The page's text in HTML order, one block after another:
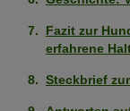
Eigenständig (kann
Als erster Hund
Fazit zur
erfahrene
Steckbrief